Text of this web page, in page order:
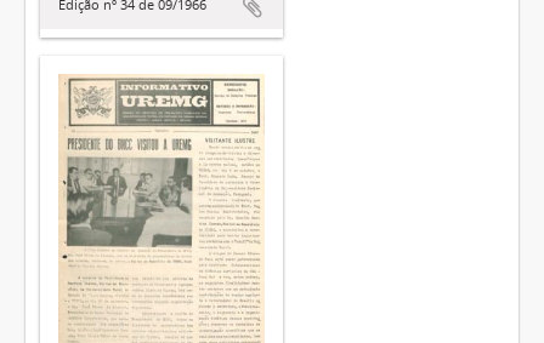
Edição nº 34 de 09/1966